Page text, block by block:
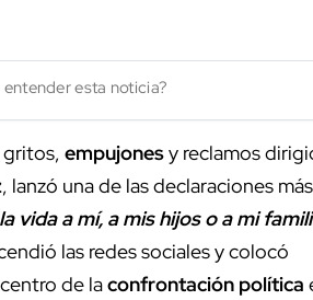
esta noticia?
empujonesy reclamos
, lanzó una de las declaraciones más
vida a mí, a mis hijos o a mi
las redes sociales y colocó
de laconfrontación política